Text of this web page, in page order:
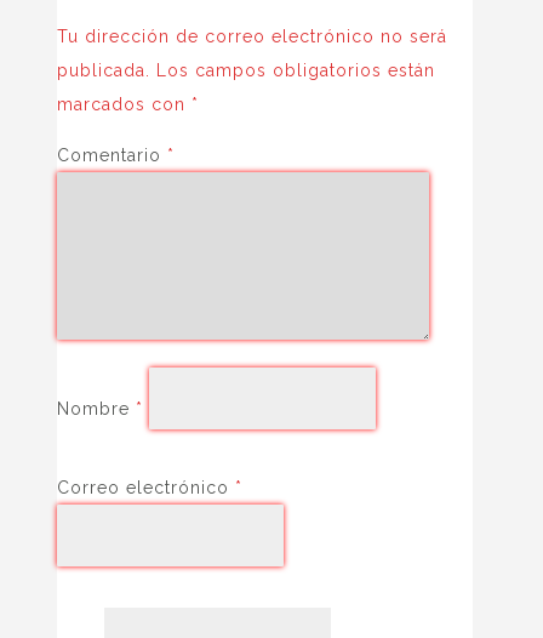
Tu dirección de correo electrónico no será
publicada.
Los campos obligatorios están
marcados con *
Comentario *
Nombre *
Correo electrónico *